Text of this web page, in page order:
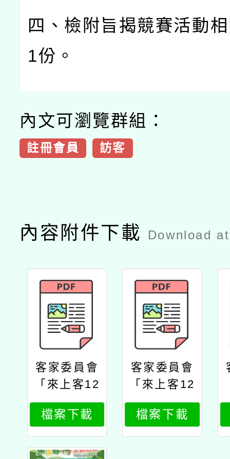
四、檢附旨揭競賽活動
1份。
內文可瀏覽群組：
註冊會員 訪客
內容附件下載 Download
客家委員會
「來上客12
年國教客語
文學習入口
網站」全國
競賽活動公
檔案下載
客家委員會
「來上客12
年國教客語
文學習入口
網站」全國
檔案下載